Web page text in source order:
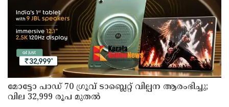
മോട്ടോ പാഡ് 70 ഗ്രൂവ് ടാബ്ലെറ്റ് വില്പന ആരംഭിച്ചു;
വില 32,999 രൂപ മുതൽ